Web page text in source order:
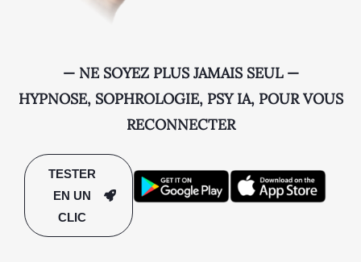
— NE SOYEZ PLUS JAMAIS SEUL —
HYPNOSE, SOPHROLOGIE, PSY IA, POUR VOUS
RECONNECTER
TESTER
EN UN
CLIC